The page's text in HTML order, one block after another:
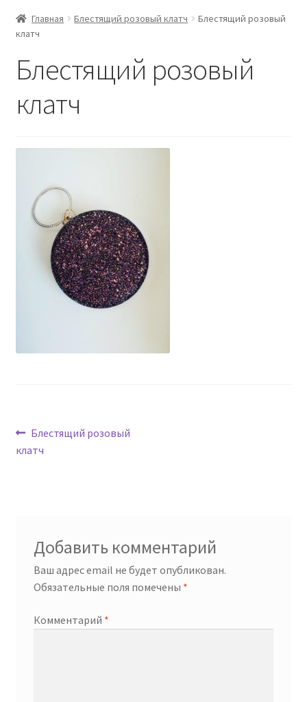
Главная Блестящий розовый клатч
Блестящий розовый
клатч
Блестящий розовый
клатч
Навигация
по
Предыдущая
запись:
Блестящий розовый
клатч
Добавить комментарий
Ваш адрес email не будет опубликован.
Обязательные поля помечены *
Комментарий *